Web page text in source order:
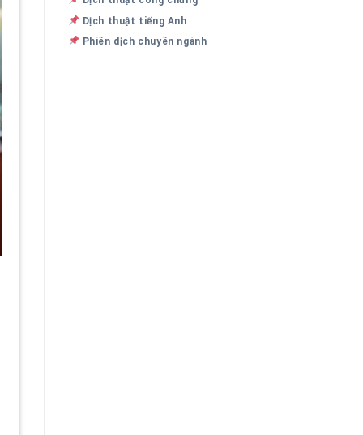
Dịch thuật tiếng Anh
Phiên dịch chuyên ngành